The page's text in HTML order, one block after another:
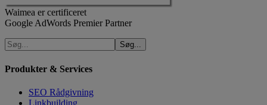
Waimea er certificeret
Google AdWords Premier Partner
Produkter & Services
SEO Rådgivning
Linkbuilding